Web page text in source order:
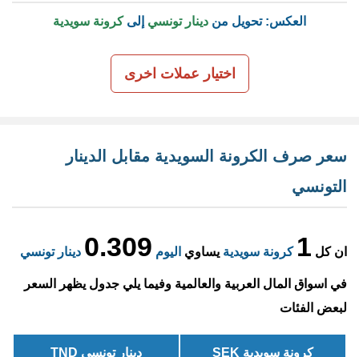
العكس: تحويل من دينار تونسي إلىكرونة سويدية
اختيار عملات اخرى
سعر صرف الكرونة السويدية مقابل الدينار
التونسي
ان كل 1 كرونة سويدية يساوي اليوم 0.309 دينار تونسي
في اسواق المال العربية والعالمية وفيما يلي جدول يظهر السعر
لبعض الفئات
كرونة سويدية SEK دينار تونسي TND